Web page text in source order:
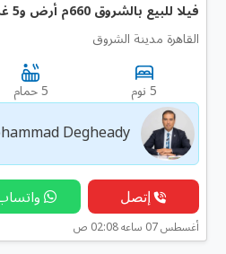
فيلا للبيع بالشروق 660م أرض و5 غرف نوم
القاهرة مدينة الشروق
5 نوم 5 حمام
Degheady
إتصل
أغسطس 07 ساعه 02:08 ص